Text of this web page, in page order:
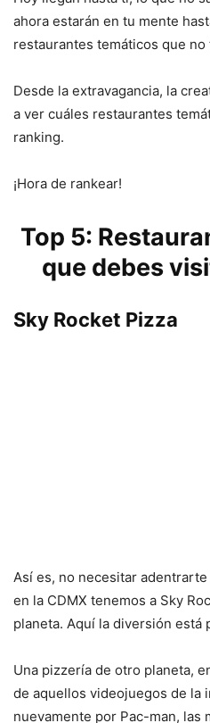
ahora estarán en tu mente
restaurantes temáticos que
Desde la extravagancia, la
a ver cuáles restaurantes
ranking.
¡Hora de rankear!
Top 5:
que debes
Sky Rocket Pizza
Así es, no necesitar
en la CDMX tenemos a Sky
planeta. Aquí la diversión está
Una pizzería de otro planeta,
de aquellos videojuegos de la
nuevamente por Pac-man, las